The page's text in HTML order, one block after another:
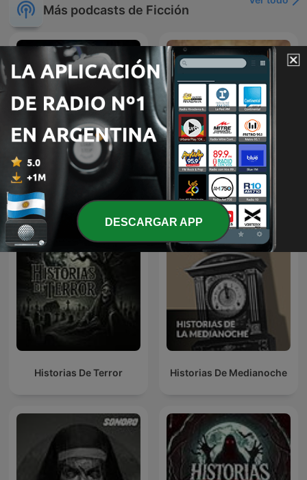
Más podcasts de Ficción
Historias de Terror Latinas La Ruta Secreta
Historias De Terror Historias De Medianoche
DESCARGAR APP